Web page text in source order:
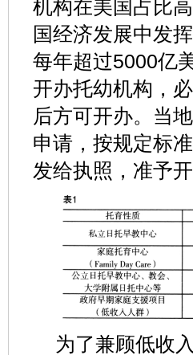
机构在美国占比
国经济发展中发
每年超过5000亿
开办托幼机构，
后方可开办。当
申请，按规定标
发给执照，准予开
为了兼顾低收